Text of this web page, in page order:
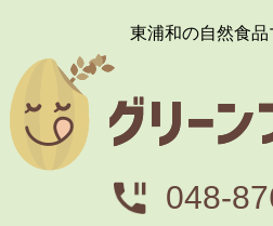
東浦和の自然食品
048-